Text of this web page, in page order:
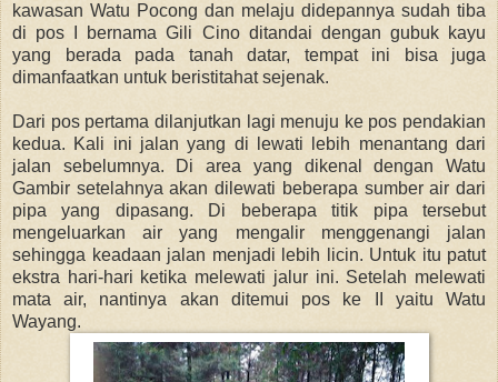
kawasan Watu Pocong dan melaju didepannya sudah tiba
di pos I bernama Gili Cino ditandai dengan gubuk kayu
yang berada pada tanah datar, tempat ini bisa juga
dimanfaatkan untuk beristitahat sejenak.
Dari pos pertama dilanjutkan lagi menuju ke pos pendakian
kedua. Kali ini jalan yang di lewati lebih menantang dari
jalan sebelumnya. Di area yang dikenal dengan Watu
Gambir setelahnya akan dilewati beberapa sumber air dari
pipa yang dipasang. Di beberapa titik pipa tersebut
mengeluarkan air yang mengalir menggenangi jalan
sehingga keadaan jalan menjadi lebih licin. Untuk itu patut
ekstra hari-hari ketika melewati jalur ini. Setelah melewati
mata air, nantinya akan ditemui pos ke II yaitu Watu
Wayang.